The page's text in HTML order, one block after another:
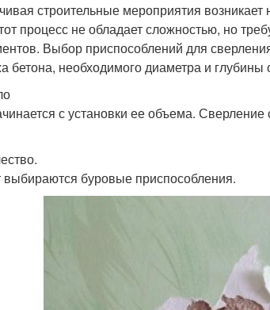
строительные мероприятия
процесс не обладает сложностью, но
Выбор приспособлений для
бетона, необходимого диаметра и глубины
с установки ее объема.
буровые приспособления.